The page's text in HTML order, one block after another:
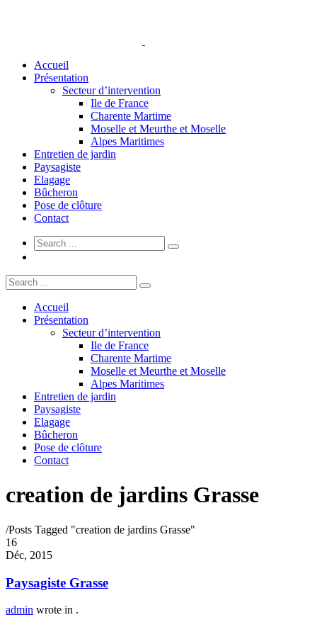
Accueil
Présentation
Secteur d’intervention
Ile de France
Charente Martime
Moselle et Meurthe et Moselle
Alpes Maritimes
Entretien de jardin
Paysagiste
Elagage
Bûcheron
Pose de clôture
Contact
Accueil
Présentation
Secteur d’intervention
Ile de France
Charente Martime
Moselle et Meurthe et Moselle
Alpes Maritimes
Entretien de jardin
Paysagiste
Elagage
Bûcheron
Pose de clôture
Contact
creation de jardins Grasse
/Posts Tagged "creation de jardins Grasse"
16
Déc, 2015
Paysagiste Grasse
admin wrote in .